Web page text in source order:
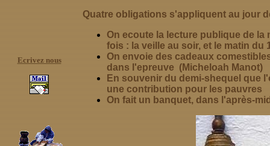
Ecrivez nous
Quatre obligations s'appliquent au jour
On ecoute la lecture publique de
fois : la veille au soir, et le matin du
On envoie des cadeaux
dans l'epreuve (Micheloah Manot)
En souvenir du demi-shequel que
une contribution pour les pauvres
On fait un banquet, dans l'après-